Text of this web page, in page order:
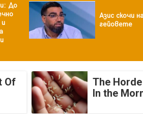
До
Азис скочи
гейовете
Of
The
In the